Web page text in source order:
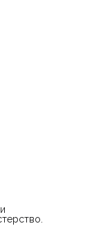
серебра 875
блеск.
гравировки и
характер и
украшением
для